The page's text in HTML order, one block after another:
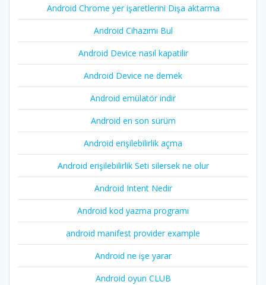
Android Chrome yer işaretlerini Dışa aktarma
Android Cihazımı Bul
Android Device nasıl kapatilir
Android Device ne demek
Android emülatör indir
Android en son sürüm
Android erişilebilirlik açma
Android erişilebilirlik Seti silersek ne olur
Android Intent Nedir
Android kod yazma programı
android manifest provider example
Android ne işe yarar
Android oyun CLUB